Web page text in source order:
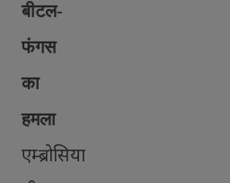
बीटल-
फंगस
का
हमला
एम्ब्रोसिया